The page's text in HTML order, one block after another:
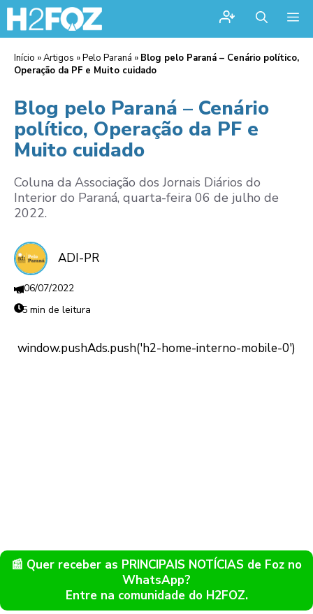
Início »Artigos »Pelo Paraná » Blog pelo Paraná – Cenário político,
Operação da PF e Muito cuidado
Blog pelo Paraná – Cenário
político, Operação da PF e
Muito cuidado
Coluna da Associação dos Jornais Diários do
Interior do Paraná, quarta-feira 06 de julho de
2022.
ADI-PR
06/07/2022
5 min de leitura
📰 Quer receber as PRINCIPAIS NOTÍCIAS de Foz no
WhatsApp?
Entre na comunidade do H2FOZ.